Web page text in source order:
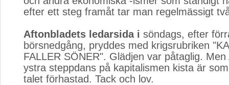
efter ett steg framåt tar man regelmässigt
Aftonbladets ledarsida i söndags, efter
börsnedgång, pryddes med krigsrubriken
FALLER SÖNER". Glädjen var påtaglig.
ystra steppdans på kapitalismen kista är
talet förhastad. Tack och lov.